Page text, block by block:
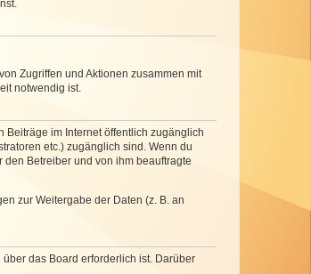
Zugriffen und Aktionen zusammen mit
notwendig ist.
Beiträge im Internet öffentlich zugänglich
etc.) zugänglich sind. Wenn du
Betreiber und von ihm beauftragte
zur Weitergabe der Daten (z. B. an
das Board erforderlich ist. Darüber